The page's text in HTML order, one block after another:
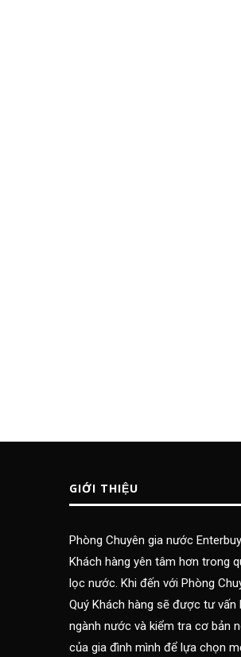
GIỚI THIỆU
Phòng Chuyên gia nước
Khách hàng yên tâm hơn trong
lọc nước. Khi đến với Phòng
Quý Khách hàng sẽ được tư vấn
ngành nước và kiểm tra cơ bản
của gia đình mình để lựa chọn